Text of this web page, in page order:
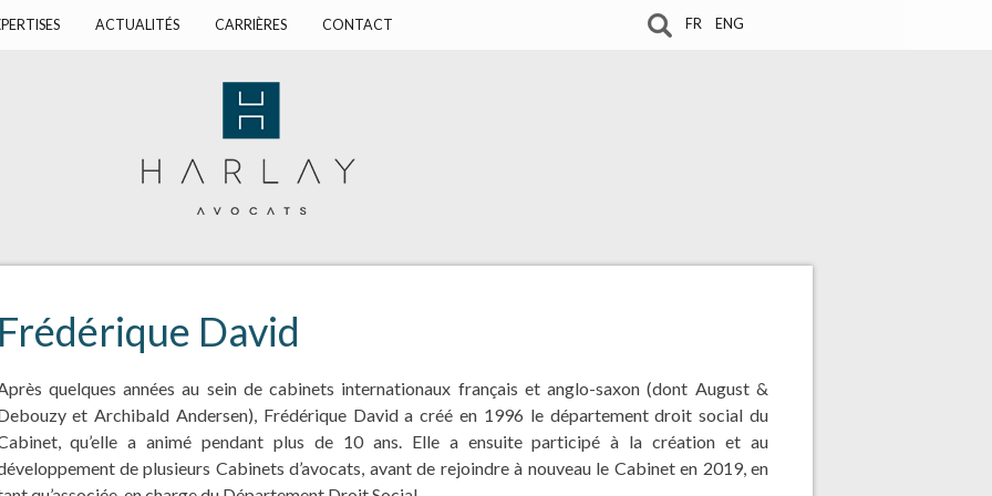
ACTUALITÉS CARRIÈRES CONTACT FR ENG
Frédérique David
quelques années au sein de cabinets internationaux français et anglo-saxon (dont August &
et Archibald Andersen), Frédérique David a créé en 1996 le département droit social du
qu’elle a animé pendant plus de 10 ans. Elle a ensuite participé à la création et au
de plusieurs Cabinets d’avocats, avant de rejoindre à nouveau le Cabinet en 2019, en